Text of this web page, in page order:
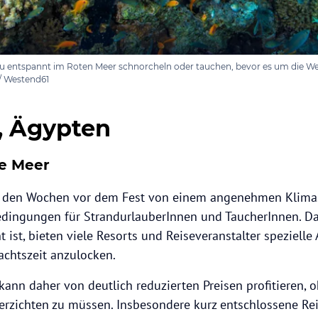
entspannt im Roten Meer schnorcheln oder tauchen, bevor es um die
Ägypten
Meer
Wochen vor dem Fest von einem angenehmen
für StrandurlauberInnen und TaucherInnen. Da
ist, bieten viele Resorts und Reiseveranstalter spezielle
anzulocken.
daher von deutlich reduzierten Preisen profitieren,
zu müssen. Insbesondere kurz entschlossene